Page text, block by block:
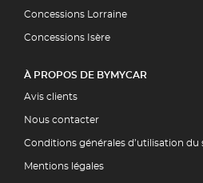
Concessions Lorraine
Concessions Isère
À PROPOS DE BYMYCAR
Avis clients
Nous contacter
Conditions générales d’utilisation du
Mentions légales